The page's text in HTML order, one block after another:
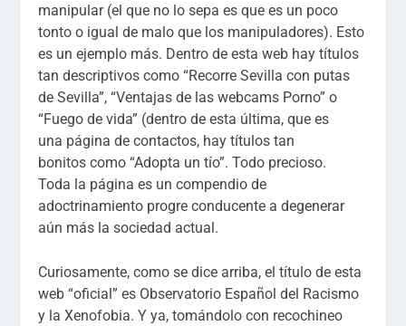
manipular (el que no lo sepa es que es un poco
tonto o igual de malo que los manipuladores). Esto
es un ejemplo más. Dentro de esta web hay títulos
tan descriptivos como “Recorre Sevilla con putas
de Sevilla”, “Ventajas de las webcams Porno”o
“Fuego de vida” (dentro de esta última, que es
una página de contactos, hay títulos tan
bonitoscomo “Adopta untío”. Todo precioso.
Toda la página es un compendio de
adoctrinamiento progre conducente a degenerar
aún más la sociedad actual.
Curiosamente, como se dice arriba, el título de esta
web “oficial” es Observatorio Español del Racismo
y la Xenofobia. Y ya, tomándolocon recochineo